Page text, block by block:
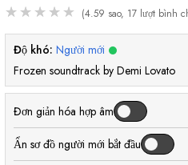
★★★★★ (4.59 sao, 17 lượt bình
Độ khó: Người mới
Frozen soundtrack by Demi Lovato
Đơn giản hóa hợp âm
Ẩn sơ đồ người mới bắt đầu